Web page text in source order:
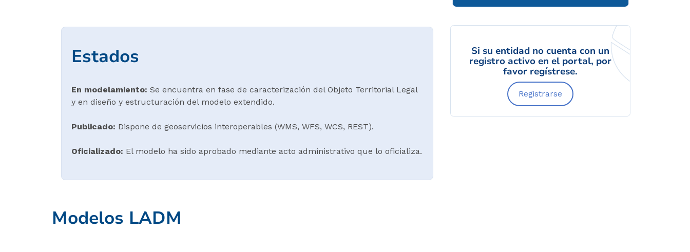
Estados
En modelamiento:Se encuentra en fase de caracterización del Objeto Territorial Legal
y en diseño y estructuración del modelo extendido.
Publicado: Dispone de geoservicios interoperables (WMS, WFS, WCS, REST).
Oficializado: El modelo ha sido aprobado mediante acto administrativo que lo oficializa.
Si su entidad no cuenta con un
registro activo en el portal, por
favor regístrese.
Registrarse
Modelos LADM